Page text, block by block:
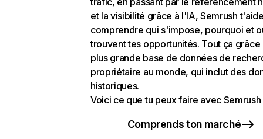
et la visibilité grâce à l'IA, Semrush
comprendre qui s'impose, pourquoi et
trouvent tes opportunités. Tout ça grâce
plus grande base de données de
propriétaire au monde, qui inclut des
historiques.
Voici ce que tu peux faire avec Semrush
Comprends ton marché